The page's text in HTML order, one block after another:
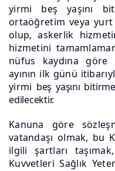
yirmi beş yaşını
ortaöğretim veya yurt
olup, askerlik
hizmetini
nüfus kaydına göre
ayının ilk günü
yirmi beş yaşını
edilecektir.
Kanuna göre
vatandaşı olmak, bu
ilgili şartları
Kuvvetleri Sağlık